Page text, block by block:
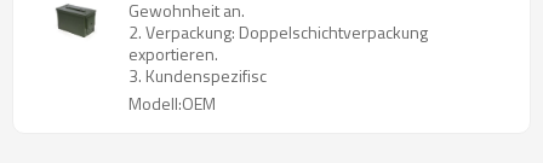
Gewohnheit an.
2. Verpackung: Doppelschichtverpackung
exportieren.
3. Kundenspezifisc
Modell:OEM